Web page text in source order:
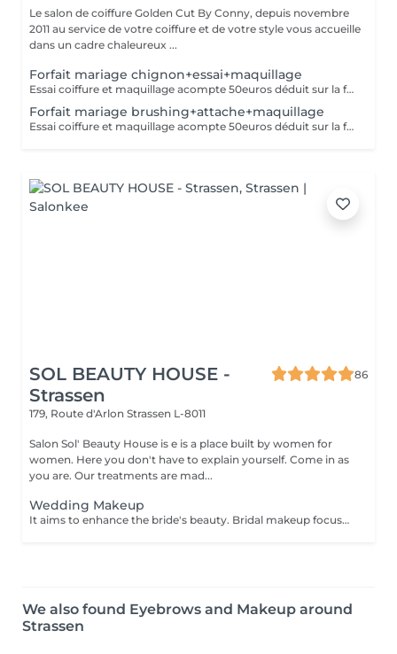
Le salon de coiffure Golden Cut By Conny, depuis novembre
2011 au service de votre coiffure et de votre style vous accueille
dans un cadre chaleureux ...
Forfait mariage chignon+essai+maquillage
Essai coiffure et maquillage acompte 50euros déduit sur la facture finale
Forfait mariage brushing+attache+maquillage
Essai coiffure et maquillage acompte 50euros déduit sur la facture finale
SOL BEAUTY HOUSE -
Strassen
86
179, Route d'Arlon Strassen L-8011
Salon Sol' Beauty House is e is a place built by women for
women. Here you don't have to explain yourself. Come in as
you are. Our treatments are mad...
Wedding Makeup
It aims to enhance the bride's beauty. Bridal makeup focuses on creating a flawless elegant and timeless look for your special day. It includes: - perfect foundation - correction - eyes makeup - eyebrows - perfect lips
We also found Eyebrows and Makeup around
Strassen